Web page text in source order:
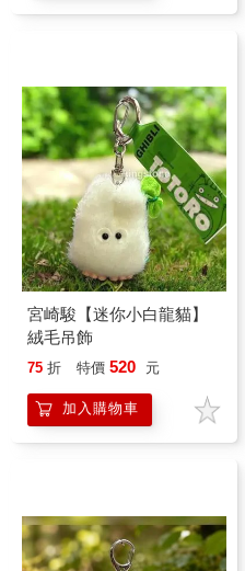
宮崎駿【迷你小白龍貓】
絨毛吊飾
75 折 特價 520 元
加入購物車